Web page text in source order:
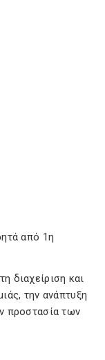
από 1η
διαχείριση και
την ανάπτυξη
προστασία των